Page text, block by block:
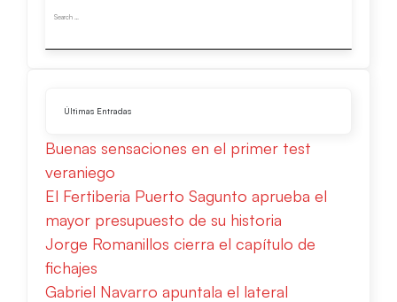
Últimas Entradas
Buenas sensaciones en el primer test
veraniego
El Fertiberia Puerto Sagunto aprueba el
mayor presupuesto de su historia
Jorge Romanillos cierra el capítulo de
fichajes
Gabriel Navarro apuntala el lateral